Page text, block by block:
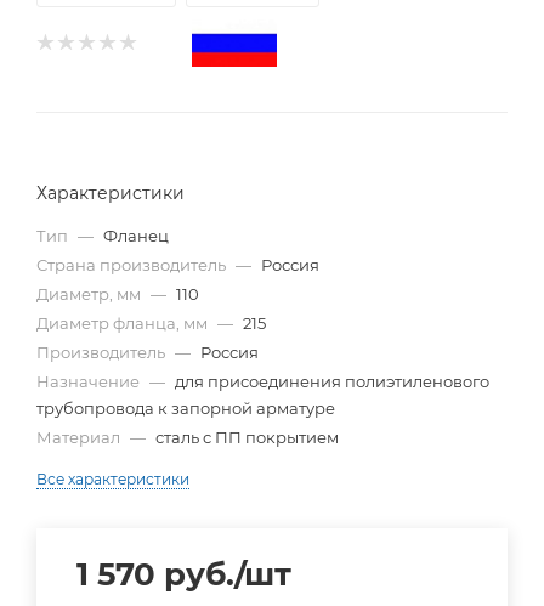
Характеристики
Тип — Фланец
Страна производитель — Россия
Диаметр, мм — 110
Диаметр фланца, мм — 215
Производитель — Россия
Назначение — для присоединения полиэтиленового
трубопровода к запорной арматуре
Материал — сталь с ПП покрытием
Все характеристики
1 570 руб./шт